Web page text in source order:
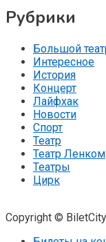
Рубрики
Большой
Интересное
История
Концерт
Лайфхак
Новости
Спорт
Театр
Театр Ленком
Театры
Цирк
Copyright ©